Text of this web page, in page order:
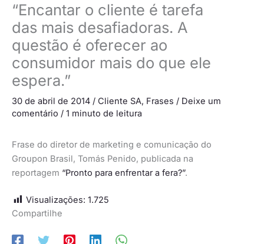
“Encantar o cliente é tarefa
das mais desafiadoras. A
questão é oferecer ao
consumidor mais do que ele
espera.”
30 de abril de 2014 / Cliente SA, Frases / Deixe um
comentário / 1 minuto de leitura
Frase do diretor de marketing e comunicação do
Groupon Brasil, Tomás Penido, publicada na
reportagem “Pronto para enfrentar a fera?”.
Visualizações: 1.725
Compartilhe